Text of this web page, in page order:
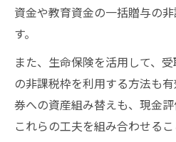
相続税対策を成功させる
生前贈与と不動産の
相続税対策で家族間
相続税対策できるこ
現金資産の相続税対
資金や教育資金の一括贈与の
す。
また、生命保険を活用して、
の非課税枠を利用する方法も
券への資産組み替えも、現金評
これらの工夫を組み合わせる